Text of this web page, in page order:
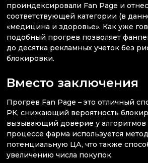
проиндексировали Fan Page и
соответствующей категории (в
«медицина и здоровье». Как уже
подобный прогрев позволяет
до десятка рекламных учеток без
блокировки.
Вместо заключения
Прогрев Fan Page – это отличный
РК, снижающий вероятность
вызывающий доверие у
процессе фарма используется
потенциальную ЦА, что также
увеличению числа покупок.